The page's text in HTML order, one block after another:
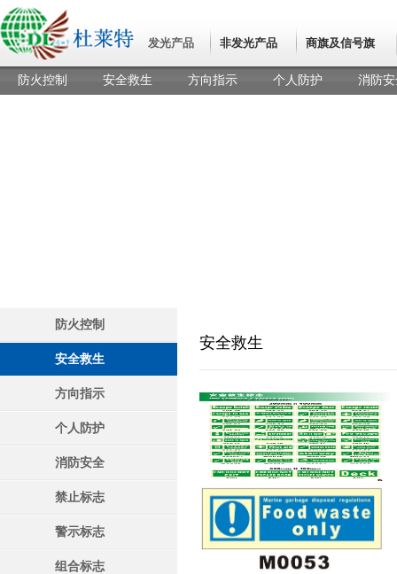
发光产品 非发光产品 商旗及信号旗
防火控制 安全救生 方向指示 个人防护 消防
防火控制
安全救生
方向指示
个人防护
消防安全
禁止标志
警示标志
组合标志
安全救生